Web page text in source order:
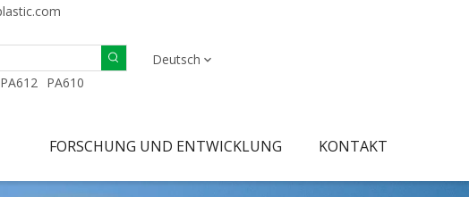
PA612 PA610
Deutsch
FORSCHUNG UND ENTWICKLUNG KONTAKT